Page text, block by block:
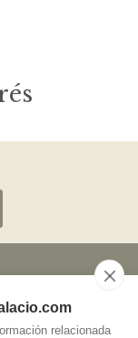
relacionada